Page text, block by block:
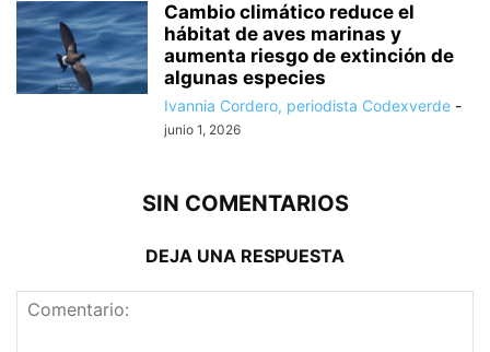
Cambio climático reduce el
hábitat de aves marinas y
aumenta riesgo de extinción de
algunas especies
Ivannia Cordero, periodista Codexverde -
junio 1, 2026
SIN COMENTARIOS
DEJA UNA RESPUESTA